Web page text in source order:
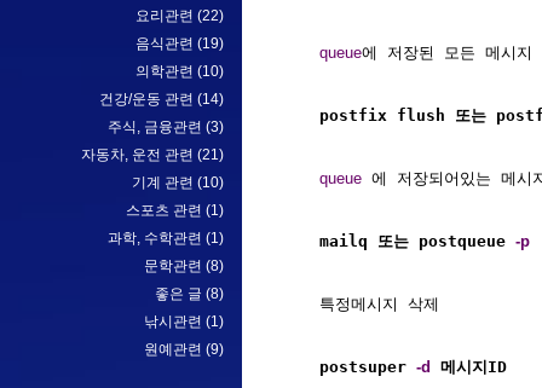
요리관련 (22)
음식관련 (19)
의학관련 (10)
건강/운동 관련 (14)
주식, 금융관련 (3)
자동차, 운전 관련 (21)
기계 관련 (10)
스포츠 관련 (1)
과학, 수학관련 (1)
문학관련 (8)
좋은 글 (8)
낚시관련 (1)
원예관련 (9)
queue에 저장된 모든 메시지
postfix flush 또는
queue 에 저장되어있는 메시
    mailq 또는 postqueue
-p
    특정메시지 삭제
    postsuper
-d 메시지ID